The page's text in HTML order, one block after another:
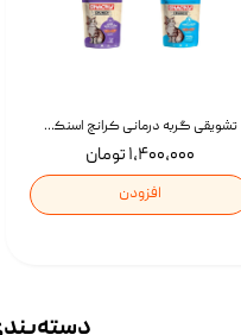
تشویقی گربه درمانی کرانچ اسنکی با طعم میکس Snacky Crunch Cat Treats وزن 60 گرم بسته 4 عددی
۱,۴۰۰,۰۰۰ تومان
افزودن